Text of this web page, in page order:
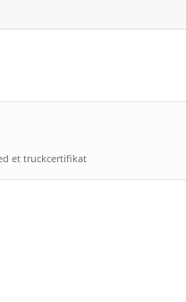
et truckcertifikat